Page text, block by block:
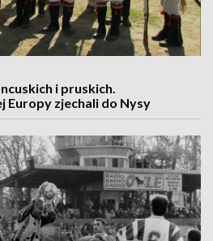
i pruskich.
Europy zjechali do Nysy